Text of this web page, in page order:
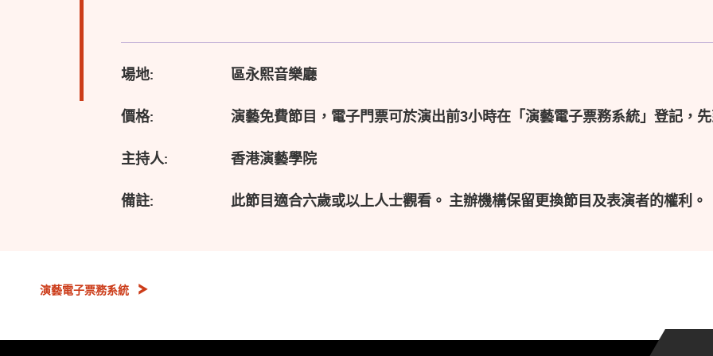
場地: 區永熙音樂廳
價格: 演藝免費節目，電子門票可於演出前3小時在「演藝電子票務系統」登記，
主持人: 香港演藝學院
備註: 此節目適合六歲或以上人士觀看。 主辦機構保留更換節目及表演者的權利。
演藝電子票務系統